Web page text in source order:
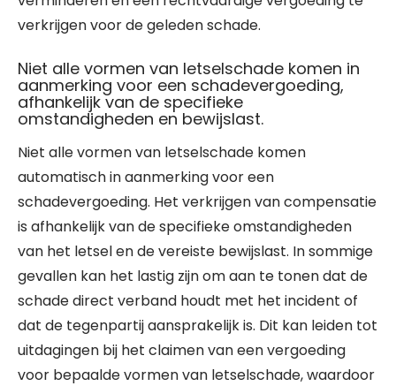
verkrijgen voor de geleden schade.
Niet alle vormen van letselschade komen in
aanmerking voor een schadevergoeding,
afhankelijk van de specifieke
omstandigheden en bewijslast.
Niet alle vormen van letselschade komen
automatisch in aanmerking voor een
schadevergoeding. Het verkrijgen van compensatie
is afhankelijk van de specifieke omstandigheden
van het letsel en de vereiste bewijslast. In sommige
gevallen kan het lastig zijn om aan te tonen dat de
schade direct verband houdt met het incident of
dat de tegenpartij aansprakelijk is. Dit kan leiden tot
uitdagingen bij het claimen van een vergoeding
voor bepaalde vormen van letselschade, waardoor